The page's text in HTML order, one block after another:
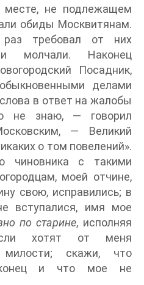
месте, не подлежащем
обиды Москвитянам.
раз требовал от них
молчали. Наконец
Посадник,
делами
в ответ на жалобы
не знаю, — говорил
— Великий
о том повелений».
чиновника с такими
моей отчине,
свою, исправились; в
вступалися, имя мое
по старине, исполняя
хотят от меня
милости; скажи, что
и что мое не